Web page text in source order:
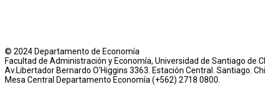
© 2024 Departamento de Economía
Facultad de Administración y Economía, Universidad de Santiago de
Av.Libertador Bernardo O'Higgins 3363. Estación Central. Santiago.
Mesa Central Departamento Economía (+562) 2718 0800.